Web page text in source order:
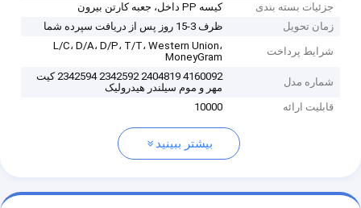
جزئیات بسته بندی
کیسه PP داخل، جعبه کارتن بیرون
زمان تحویل
ظرف 3-15 روز پس از دریافت سپرده شما
شرایط پرداخت
L/C، D/A، D/P، T/T، Western Union،
MoneyGram
شماره مدل
4160092 2404819 2342592 2342594 کیت
مهر و موم سیلندر هیدرولیک
قابلیت ارائه
10000
بیشتر ببینید